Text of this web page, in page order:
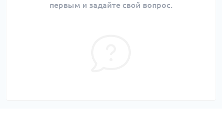
первым и задайте свой вопрос.